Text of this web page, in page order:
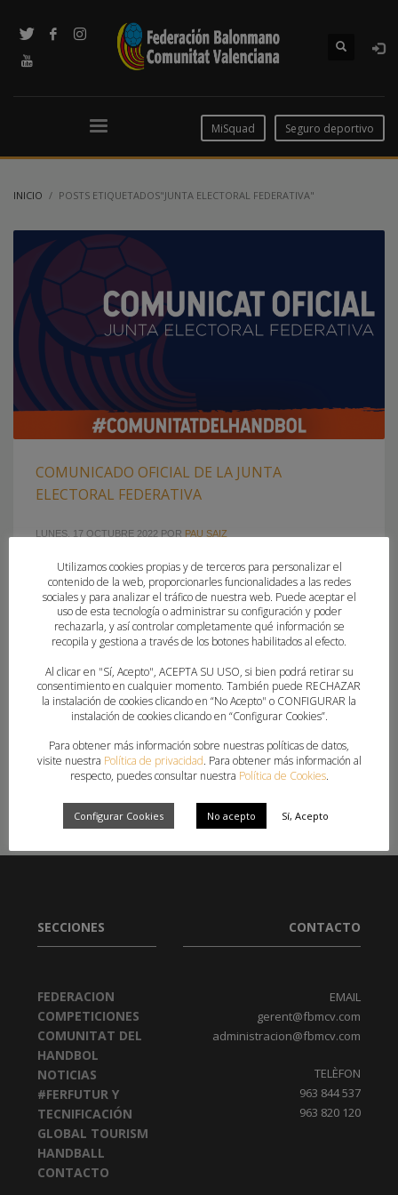
MiSquad Seguro deportivo
INICIO POSTS ETIQUETADOS"JUNTA ELECTORAL FEDERATIVA"
COMUNICADO OFICIAL DE LA JUNTA
ELECTORAL FEDERATIVA
LUNES, 17 OCTUBRE 2022 POR PAU SAIZ
PEDRO VICENTE FUERTES PENELLA, REELEGIDO COMO
PRESIDENTE DE LA FEDERACIÓN DE BALONMANO DE LA
COMUNITAT VALENCIANA Reunida la Junta Electoral
Federativa la tarde del lunes 17 de octubre de 2022 a las
recibido una única candidatura a la presidencia del ente
federativo, acuerda:
PUBLICADO EN COMUNICADOS,FEDERACION
ETIQUETADO BAJO: ELECCIONES, JUNTA ELECTORAL FEDERATIVA
SECCIONES
FEDERACION
COMPETICIONES
COMUNITAT DEL
HANDBOL
NOTICIAS
#FERFUTUR Y
TECNIFICACIÓN
GLOBAL TOURISM
HANDBALL
CONTACTO
CONTACTO
EMAIL
gerent@fbmcv.com
administracion@fbmcv.com
TELÈFON
963 844 537
963 820 120
Utilizamos cookies propias y de terceros para personalizar el
contenido de la web, proporcionarles funcionalidades a las redes
sociales y para analizar el tráfico de nuestra web. Puede aceptar el
uso de esta tecnología o administrar su configuración y poder
rechazarla, y así controlar completamente qué información se
recopila y gestiona a través de los botones habilitados al efecto.
Al clicar en "Sí, Acepto", ACEPTA SU USO, si bien podrá retirar su
consentimiento en cualquier momento. También puede RECHAZAR
la instalación de cookies clicando en “No Acepto" o CONFIGURAR la
instalación de cookies clicando en “Configurar Cookies”.
Para obtener más información sobre nuestras políticas de datos,
visite nuestra Política de privacidad. Para obtener más información al
respecto, puedes consultar nuestra Política de Cookies.
Configurar Cookies No acepto Sí, Acepto